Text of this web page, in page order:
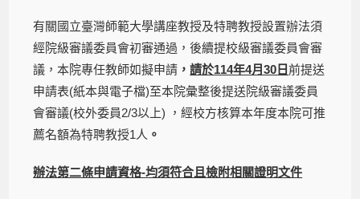
有關國立臺灣師範大學講座教授及特聘教授設置辦法須
經院級審議委員會初審通過，後續提校級審議委員會審
議，本院專任教師如擬申請 ，請於114年4月30日前提送
申請表(紙本與電子檔)至本院彙整後提送院級審議委員
會審議(校外委員2/3以上) ，經校方核算本年度本院可推
薦名額為特聘教授1人 。
辦法第二條申請資格-均須符合且檢附相關證明文件